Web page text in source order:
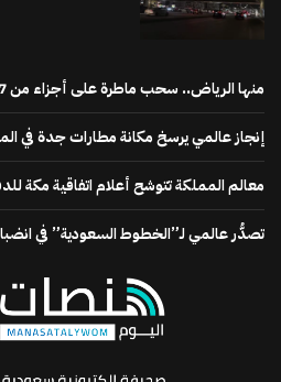
منها الرياض.. سحب ماطرة على أجزاء من 7 مناطق
إنجاز عالمي يرسخ مكانة مطارات جدة في
معالم المملكة تتوشح أعلام اتفاقية مكة
تصدُّر عالمي لـ”الخطوط السعودية” في